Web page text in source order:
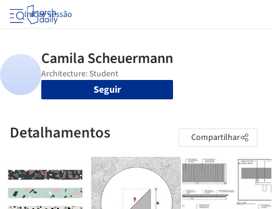
Iniciar sessão
Seguir
Detalhamentos Compartilhar